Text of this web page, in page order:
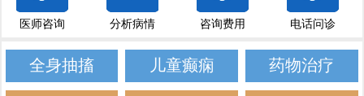
医师咨询 分析病情 咨询费用 电话问诊
全身抽搐 儿童癫痫 药物治疗